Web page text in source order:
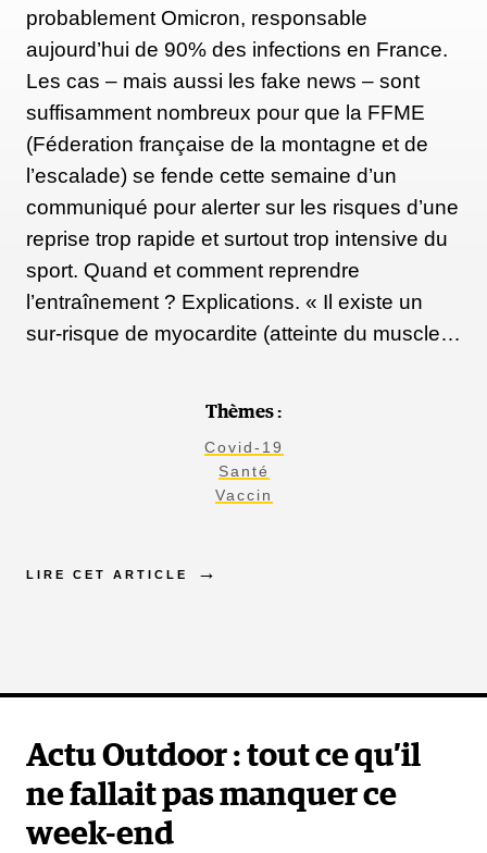
probablement Omicron, responsable
aujourd’hui de 90% des infections en France.
Les cas – mais aussi les fake news – sont
suffisamment nombreux pour que la FFME
(Féderation française de la montagne et de
l’escalade) se fende cette semaine d’un
communiqué pour alerter sur les risques d’une
reprise trop rapide et surtout trop intensive du
sport. Quand et comment reprendre
l’entraînement ? Explications. « Il existe un
sur-risque de myocardite (atteinte du muscle…
Thèmes :
Covid-19
Santé
Vaccin
LIRE CET ARTICLE
Actu Outdoor : tout ce qu’il
ne fallait pas manquer ce
week-end